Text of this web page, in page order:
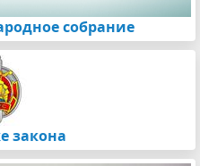
собрание
закона